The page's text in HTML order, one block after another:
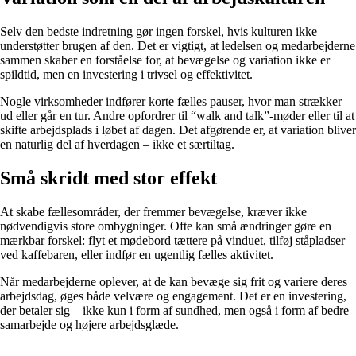
Selv den bedste indretning gør ingen forskel, hvis kulturen ikke
understøtter brugen af den. Det er vigtigt, at ledelsen og medarbejderne
sammen skaber en forståelse for, at bevægelse og variation ikke er
spildtid, men en investering i trivsel og effektivitet.
Nogle virksomheder indfører korte fælles pauser, hvor man strækker
ud eller går en tur. Andre opfordrer til “walk and talk”-møder eller til at
skifte arbejdsplads i løbet af dagen. Det afgørende er, at variation bliver
en naturlig del af hverdagen – ikke et særtiltag.
Små skridt med stor effekt
At skabe fællesområder, der fremmer bevægelse, kræver ikke
nødvendigvis store ombygninger. Ofte kan små ændringer gøre en
mærkbar forskel: flyt et mødebord tættere på vinduet, tilføj ståpladser
ved kaffebaren, eller indfør en ugentlig fælles aktivitet.
Når medarbejderne oplever, at de kan bevæge sig frit og variere deres
arbejdsdag, øges både velvære og engagement. Det er en investering,
der betaler sig – ikke kun i form af sundhed, men også i form af bedre
samarbejde og højere arbejdsglæde.